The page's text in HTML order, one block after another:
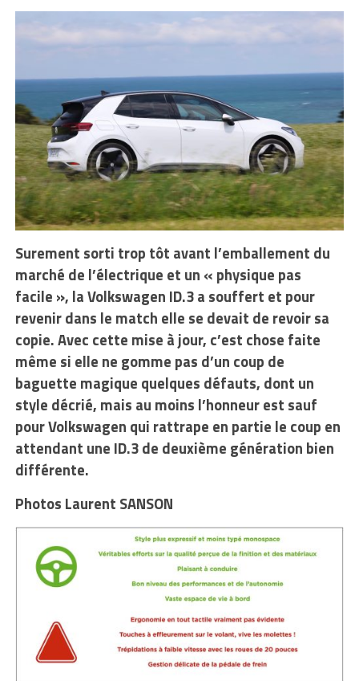
Surement sorti trop tôt avant l’emballement du
marché de l’électrique et un « physique pas
facile », la Volkswagen ID.3 a souffert et pour
revenir dans le match elle se devait de revoir sa
copie. Avec cette mise à jour, c’est chose faite
même si elle ne gomme pas d’un coup de
baguette magique quelques défauts, dont un
style décrié, mais au moins l’honneur est sauf
pour Volkswagen qui rattrape en partie le coup en
attendant une ID.3 de deuxième génération bien
différente.
Photos Laurent SANSON